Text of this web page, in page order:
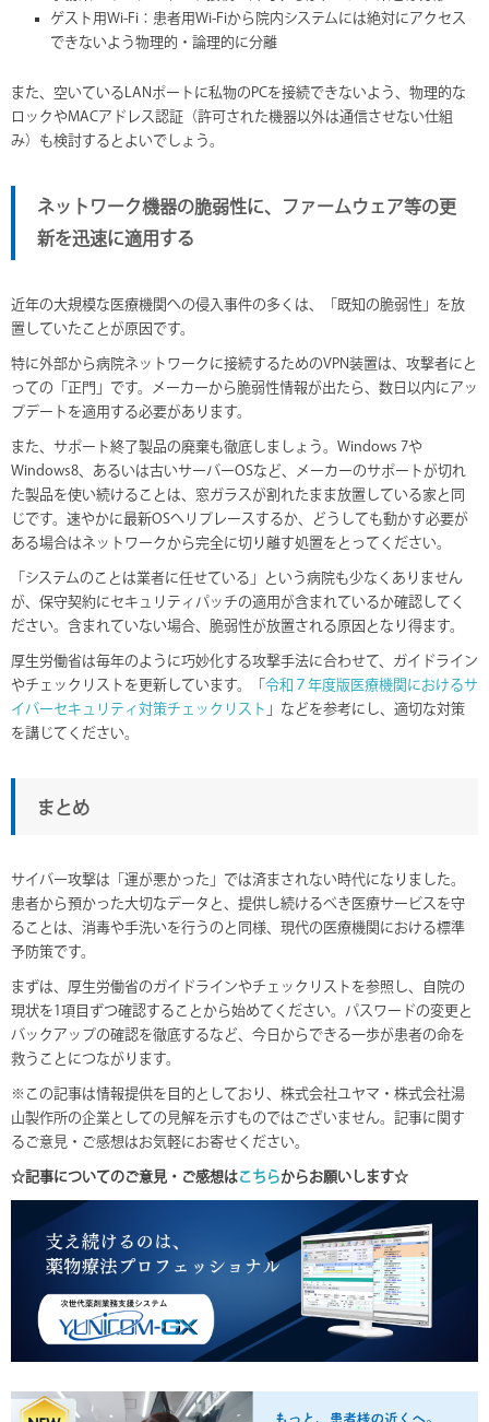
ゲスト用Wi-Fi：患者用Wi-Fiから院内システムには絶対にアクセス
できないよう物理的・論理的に分離
また、空いているLANポートに私物のPCを接続できないよう、物理的な
ロックやMACアドレス認証（許可された機器以外は通信させない仕組
み）も検討するとよいでしょう。
ネットワーク機器の脆弱性に、ファームウェア等の更
新を迅速に適用する
近年の大規模な医療機関への侵入事件の多くは、「既知の脆弱性」を放
置していたことが原因です。
特に外部から病院ネットワークに接続するためのVPN装置は、攻撃者にと
っての「正門」です。メーカーから脆弱性情報が出たら、数日以内にアッ
プデートを適用する必要があります。
また、サポート終了製品の廃棄も徹底しましょう。Windows 7や
Windows8、あるいは古いサーバーOSなど、メーカーのサポートが切れ
た製品を使い続けることは、窓ガラスが割れたまま放置している家と同
じです。速やかに最新OSへリプレースするか、どうしても動かす必要が
ある場合はネットワークから完全に切り離す処置をとってください。
「システムのことは業者に任せている」という病院も少なくありません
が、保守契約にセキュリティパッチの適用が含まれているか確認してく
ださい。含まれていない場合、脆弱性が放置される原因となり得ます。
厚生労働省は毎年のように巧妙化する攻撃手法に合わせて、ガイドライン
やチェックリストを更新しています。「 令和７年度版医療機関におけるサ
イバーセキュリティ対策チェックリスト 」などを参考にし、適切な対策
を講じてください。
まとめ
サイバー攻撃は「運が悪かった」では済まされない時代になりました。
患者から預かった大切なデータと、提供し続けるべき医療サービスを守
ることは、消毒や手洗いを行うのと同様、現代の医療機関における標準
予防策です。
まずは、厚生労働省のガイドラインやチェックリストを参照し、自院の
現状を1項目ずつ確認することから始めてください。パスワードの変更と
バックアップの確認を徹底するなど、今日からできる一歩が患者の命を
救うことにつながります。
※この記事は情報提供を目的としており、株式会社ユヤマ・株式会社湯
山製作所の企業としての見解を示すものではございません。記事に関す
るご意見・ご感想はお気軽にお寄せください。
☆記事についてのご意見・ご感想はこちらからお願いします☆